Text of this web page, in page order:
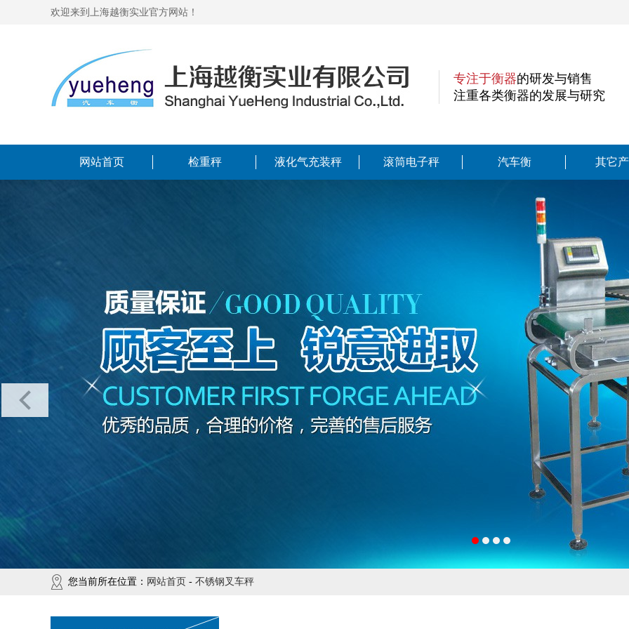
欢迎来到上海越衡实业官方网站！
专注于衡器的研发与销售
注重各类衡器的发展与研究
网站首页 检重秤 液化气充装秤 滚筒电子秤 汽车衡 其它
您当前所在位置： 网站首页 - 不锈钢叉车秤